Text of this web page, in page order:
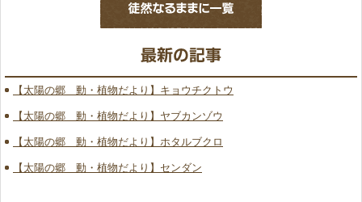
【太陽の郷 動・植物だより】キョウチクトウ
【太陽の郷 動・植物だより】ヤブカンゾウ
【太陽の郷 動・植物だより】ホタルブクロ
【太陽の郷 動・植物だより】センダン